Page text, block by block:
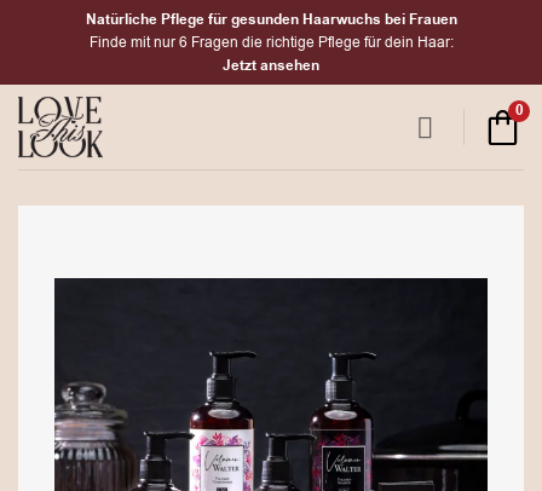
Natürliche Pflege für gesunden Haarwuchs bei Frauen
Finde mit nur 6 Fragen die richtige Pflege für dein Haar:
Jetzt ansehen
0